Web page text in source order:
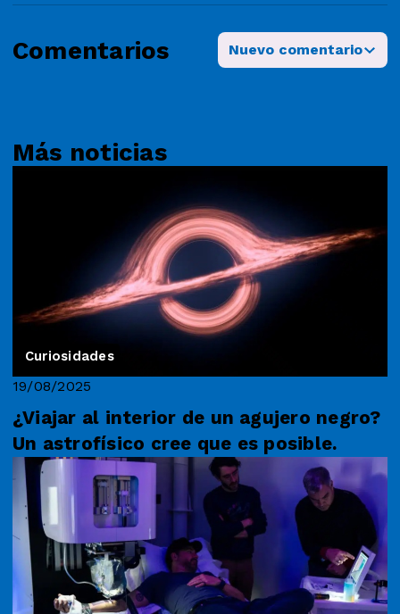
Comentarios Nuevo comentario
Más noticias
Curiosidades
19/08/2025
¿Viajar al interior de un agujero negro?
Un astrofísico cree que es posible.